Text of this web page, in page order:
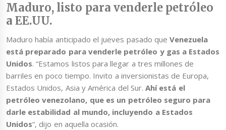
Maduro, listo para venderle petróleo
a EE.UU.
Maduro había anticipado el jueves pasado que Venezuela
está preparado para venderle petróleo y gas a Estados
Unidos. “Estamos listos para llegar a tres millones de
barriles en poco tiempo. Invito a inversionistas de Europa,
Estados Unidos, Asia y América del Sur.Ahí está el
petróleo venezolano, que es un petróleo seguro para
darle estabilidad al mundo, incluyendo a Estados
Unidos“, dijo en aquella ocasión.